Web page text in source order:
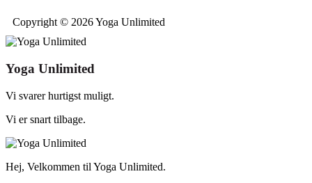
Copyright © 2026 Yoga Unlimited
Yoga Unlimited
Vi svarer hurtigst muligt.
Vi er snart tilbage.
Hej, Velkommen til Yoga Unlimited.